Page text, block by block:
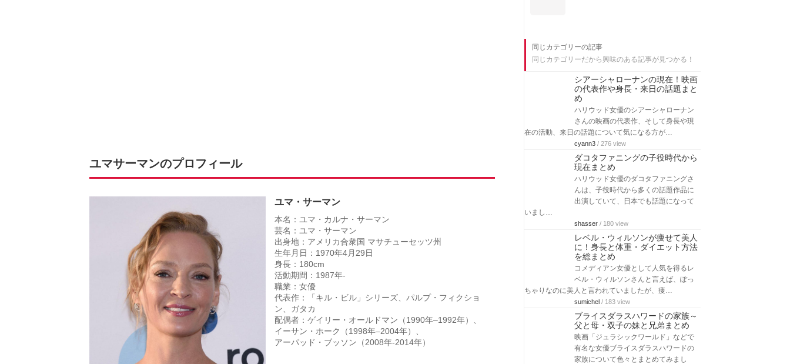
ユマサーマンのプロフィール
ユマ・サーマン
本名：ユマ・カルナ・サーマン
芸名：ユマ・サーマン
出身地：アメリカ合衆国 マサチューセッツ州
生年月日：1970年4月29日
身長：180cm
活動期間：1987年-
職業：女優
代表作：「キル・ビル」シリーズ、パルプ・フィクショ
ン、ガタカ
配偶者：ゲイリー・オールドマン（1990年–1992年）、
イーサン・ホーク（1998年–2004年）、
アーパッド・ブッソン（2008年-2014年）
同じカテゴリーの記事
同じカテゴリーだから興味のある記事が見つかる！
シアーシャローナンの現在！映画
の代表作や身長・来日の話題まと
め
ハリウッド女優のシアーシャローナン
さんの映画の代表作、そして身長や現
在の活動、来日の話題について気になる方が…
cyann3 / 276 view
ダコタファニングの子役時代から
現在まとめ
ハリウッド女優のダコタファニングさ
んは、子役時代から多くの話題作品に
出演していて、日本でも話題になって
いまし…
shasser / 180 view
レベル・ウィルソンが痩せて美人
に！身長と体重・ダイエット方法
を総まとめ
コメディアン女優として人気を得るレ
ベル・ウィルソンさんと言えば、ぽっ
ちゃりなのに美人と言われていましたが、痩…
sumichel / 183 view
ブライスダラスハワードの家族～
父と母・双子の妹と兄弟まとめ
映画「ジュラシックワールド」などで
有名な女優ブライスダラスハワードの
家族について色々とまとめてみまし